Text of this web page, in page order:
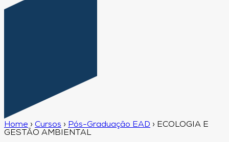
Home › Cursos › Pós-Graduação EAD › ECOLOGIA E
GESTÃO AMBIENTAL